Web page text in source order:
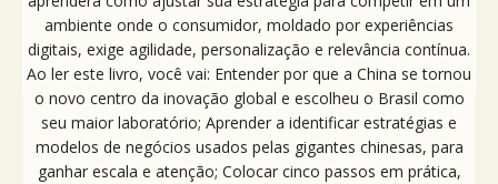
ambiente onde o consumidor, moldado por experiências
digitais, exige agilidade, personalização e relevância contínua.
Ao ler este livro, você vai: Entender por que a China se tornou
o novo centro da inovação global e escolheu o Brasil como
seu maior laboratório; Aprender a identificar estratégias e
modelos de negócios usados pelas gigantes chinesas, para
ganhar escala e atenção; Colocar cinco passos em prática,